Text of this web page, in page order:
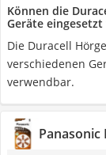
Können die
Geräte eingesetzt
Die Duracell
verschiedenen
verwendbar.
Panasonic